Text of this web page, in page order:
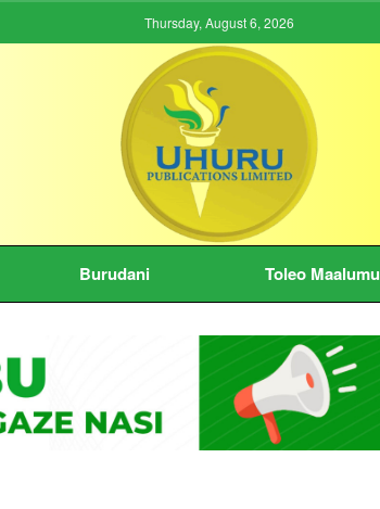
Thursday, August 6, 2026
Burudani Toleo Maalumu